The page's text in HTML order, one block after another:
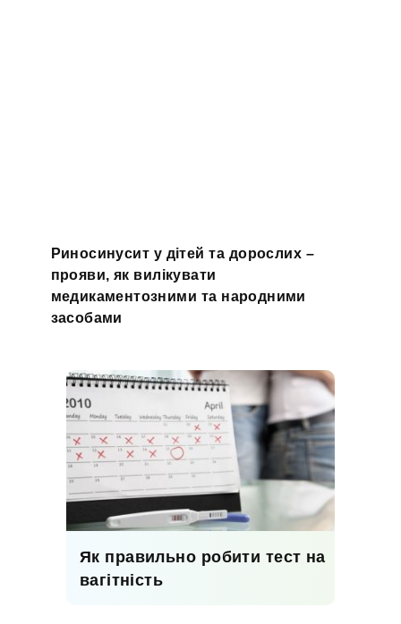
Риносинусит у дітей та дорослих –
прояви, як вилікувати
медикаментозними та народними
засобами
Як правильно робити тест на
вагітність